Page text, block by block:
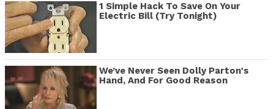
1 Simple Hack To Save On Your
Electric Bill (Try Tonight)
We’ve Never Seen Dolly Parton's
Hand, And For Good Reason